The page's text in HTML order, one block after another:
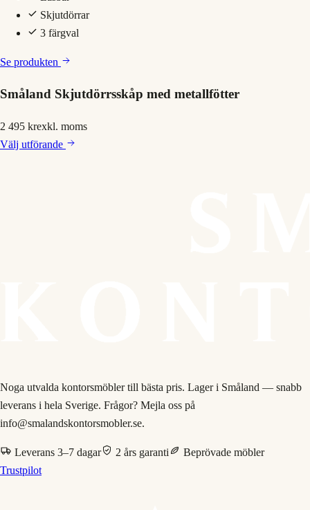
Skjutdörrar
3 färgval
Se produkten
Småland Skjutdörrsskåp med metallfötter
2 495 krexkl. moms
Välj utförande
Noga utvalda kontorsmöbler till bästa pris. Lager i Småland — snabb
leverans i hela Sverige. Frågor? Mejla oss på
info@smalandskontorsmobler.se.
Leverans 3–7 dagar 2 års garanti
Beprövade möbler
Trustpilot